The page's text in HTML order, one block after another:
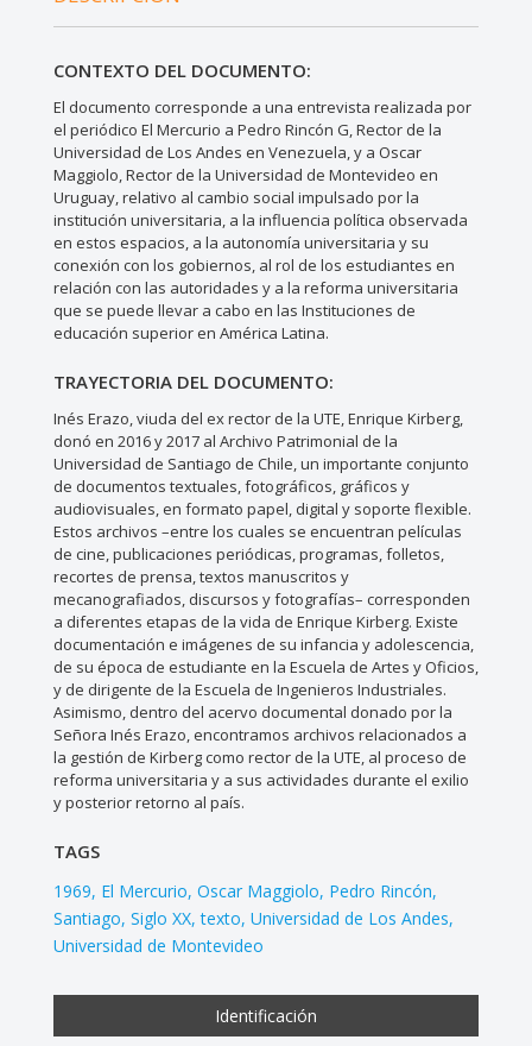
CONTEXTO DEL DOCUMENTO:
El documento corresponde a una entrevista realizada por
el periódico El Mercurio a Pedro Rincón G, Rector de la
Universidad de Los Andes en Venezuela, y a Oscar
Maggiolo, Rector de la Universidad de Montevideo en
Uruguay, relativo al cambio social impulsado por la
institución universitaria, a la influencia política observada
en estos espacios, a la autonomía universitaria y su
conexión con los gobiernos, al rol de los estudiantes en
relación con las autoridades y a la reforma universitaria
que se puede llevar a cabo en las Instituciones de
educación superior en América Latina.
TRAYECTORIA DEL DOCUMENTO:
Inés Erazo, viuda del ex rector de la UTE, Enrique Kirberg,
donó en 2016 y 2017 al Archivo Patrimonial de la
Universidad de Santiago de Chile, un importante conjunto
de documentos textuales, fotográficos, gráficos y
audiovisuales, en formato papel, digital y soporte flexible.
Estos archivos –entre los cuales se encuentran películas
de cine, publicaciones periódicas, programas, folletos,
recortes de prensa, textos manuscritos y
mecanografiados, discursos y fotografías– corresponden
a diferentes etapas de la vida de Enrique Kirberg. Existe
documentación e imágenes de su infancia y adolescencia,
de su época de estudiante en la Escuela de Artes y Oficios,
y de dirigente de la Escuela de Ingenieros Industriales.
Asimismo, dentro del acervo documental donado por la
Señora Inés Erazo, encontramos archivos relacionados a
la gestión de Kirberg como rector de la UTE, al proceso de
reforma universitaria y a sus actividades durante el exilio
y posterior retorno al país.
TAGS
1969 El Mercurio Oscar Maggiolo Pedro Rincón
Santiago Siglo XX texto Universidad de Los Andes
Universidad de Montevideo
Identificación